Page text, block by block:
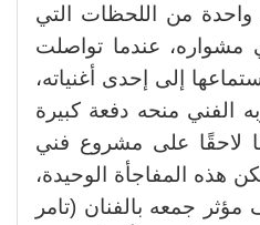
من اللحظات التي
مشواره، عندما تواصلت
إلى إحدى أغنياته،
الفني منحه دفعة كبيرة
لاحقًا على مشروع فني
هذه المفاجأة الوحيدة،
جمعه بالفنان (تامر